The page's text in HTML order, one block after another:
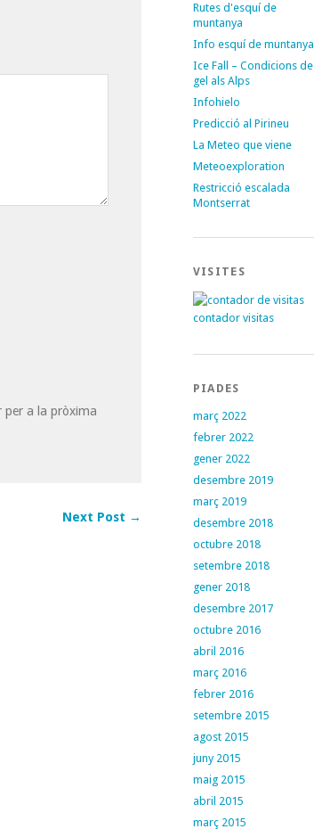
per a la pròxima
Next Post →
Rutes d'esquí de
muntanya
Info esquí de muntanya
Ice Fall – Condicions de
gel als Alps
Infohielo
Predicció al Pirineu
La Meteo que viene
Meteoexploration
Restricció escalada
Montserrat
VISITES
contador visitas
PIADES
març 2022
febrer 2022
gener 2022
desembre 2019
març 2019
desembre 2018
octubre 2018
setembre 2018
gener 2018
desembre 2017
octubre 2016
abril 2016
març 2016
febrer 2016
setembre 2015
agost 2015
juny 2015
maig 2015
abril 2015
març 2015